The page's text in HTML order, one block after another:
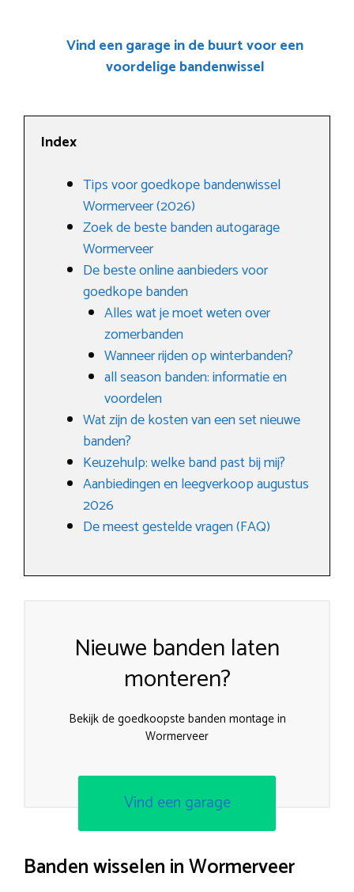
Vind een garage in de buurt voor een
voordelige bandenwissel
Index
Tips voor goedkope bandenwissel
Wormerveer (2026)
Zoek de beste banden autogarage
Wormerveer
De beste online aanbieders voor
goedkope banden
Alles wat je moet weten over
zomerbanden
Wanneer rijden op winterbanden?
all season banden: informatie en
voordelen
Wat zijn de kosten van een set nieuwe
banden?
Keuzehulp: welke band past bij mij?
Aanbiedingen en leegverkoop augustus
2026
De meest gestelde vragen (FAQ)
Nieuwe banden laten
monteren?
Bekijk de goedkoopste banden montage in
Wormerveer
Vind een garage
Banden wisselen in Wormerveer